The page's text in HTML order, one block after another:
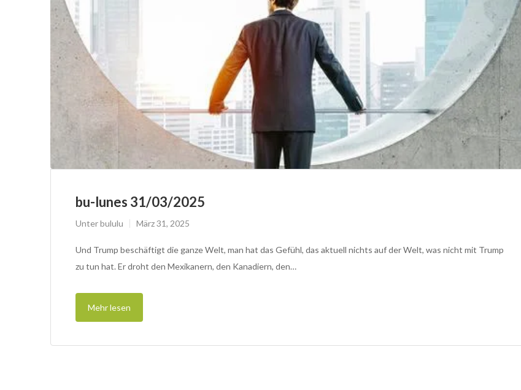
bu-lunes 31/03/2025
Unterbululu März 31, 2025
Und Trump beschäftigt die ganze Welt, man hat das Gefühl, das aktuell nichts auf der Welt, was nicht mit Trump
zu tun hat. Er droht den Mexikanern, den Kanadiern, den…
Mehr lesen